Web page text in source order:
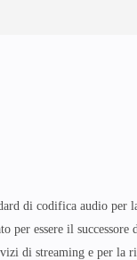
di codifica audio per
per essere il
di streaming e per la